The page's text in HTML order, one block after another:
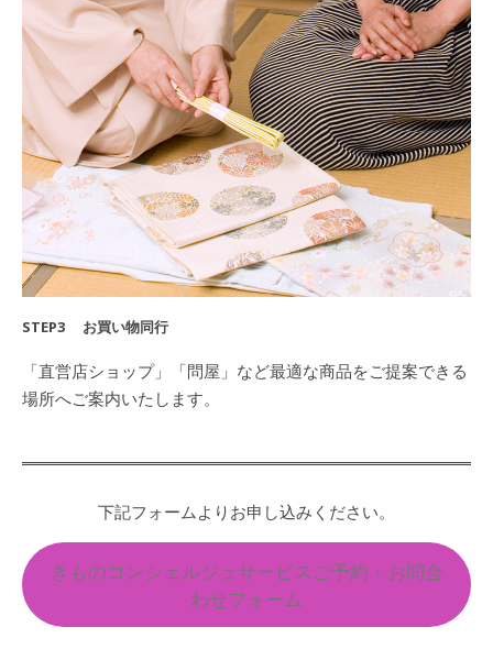
STEP3 お買い物同行
「直営店ショップ」「問屋」など最適な商品をご提案できる
場所へご案内いたします。
下記フォームよりお申し込みください。
きものコンシェルジュサービスご予約・お問合
わせフォーム